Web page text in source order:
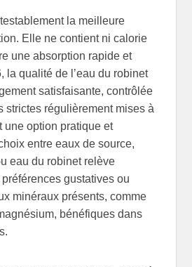
la meilleure
Elle ne contient ni calorie
une absorption rapide et
la qualité de l’eau du robinet
satisfaisante, contrôlée
strictes régulièrement mises à
une option pratique et
entre eaux de source,
eau du robinet relève
gustatives ou
minéraux présents, comme
bénéfiques dans